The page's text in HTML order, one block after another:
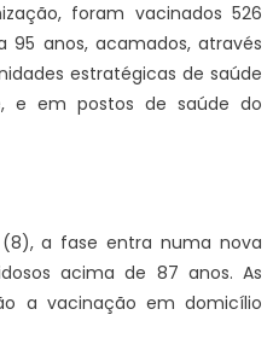
foram vacinados 526
anos, acamados, através
estratégicas de saúde
e em postos de saúde do
a fase entra numa nova
acima de 87 anos. As
a vacinação em domicílio